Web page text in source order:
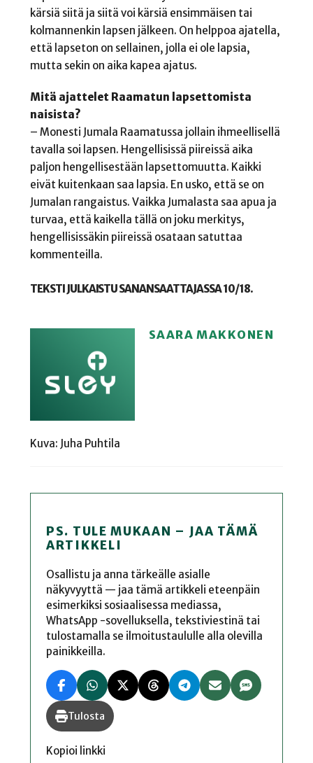
kärsiä siitä ja siitä voi kärsiä ensimmäisen tai
kolmannenkin lapsen jälkeen. On helppoa ajatella,
että lapseton on sellainen, jolla ei ole lapsia,
mutta sekin on aika kapea ajatus.
Mitä ajattelet Raamatun lapsettomista
naisista?
– Monesti Jumala Raamatussa jollain ihmeellisellä
tavalla soi lapsen. Hengellisissä piireissä aika
paljon hengellisestään lapsettomuutta. Kaikki
eivät kuitenkaan saa lapsia. En usko, että se on
Jumalan rangaistus. Vaikka Jumalasta saa apua ja
turvaa, että kaikella tällä on joku merkitys,
hengellisissäkin piireissä osataan satuttaa
kommenteilla.
TEKSTI JULKAISTU SANANSAATTAJASSA 10/18.
SAARA MAKKONEN
Kuva: Juha Puhtila
PS. TULE MUKAAN – JAA TÄMÄ
ARTIKKELI
Osallistu ja anna tärkeälle asialle
näkyvyyttä — jaa tämä artikkeli eteenpäin
esimerkiksi sosiaalisessa mediassa,
WhatsApp -sovelluksella, tekstiviestinä tai
tulostamalla se ilmoitustaululle alla olevilla
painikkeilla.
Tulosta
Kopioi linkki